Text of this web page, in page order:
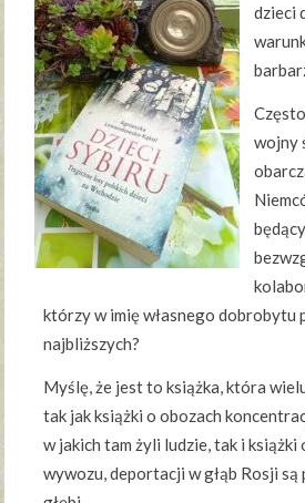
dzieci
wojny
którzy w imię własnego dobrobytu
najbliższych?
Myślę, że jest to książka, która
tak jak książki o obozach
w jakich tam żyli ludzie, tak i książki
wywozu, deportacji w głąb Rosji są